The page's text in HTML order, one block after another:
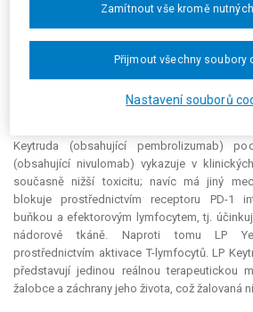
protilátkami proti PD1 receptoru, jimiž jsou
je přiznána úhrada pouze pro léčbu
nikoli pro léčbu pembrolizumabem – LP
léčby po BFAF inhibitorech k žádné změně
klinické situaci žalobce léčit právě LP Yervoy.
Proti rozhodnutí žalované podal žalobce
Keytruda (obsahující pembrolizumab)
(obsahující nivulomab) vykazuje v
současně nižší toxicitu; navíc má jiný
blokuje prostřednictvím receptoru PD-1
buňkou a efektorovým lymfocytem, tj.
nádorové tkáně. Naproti tomu LP
prostřednictvím aktivace T-lymfocytů. LP
představují jedinou reálnou terapeutickou
žalobce a záchrany jeho života, což žalovaná
Nastavení souborů
Zamítnout vše kromě
Přijmout všechny soubory